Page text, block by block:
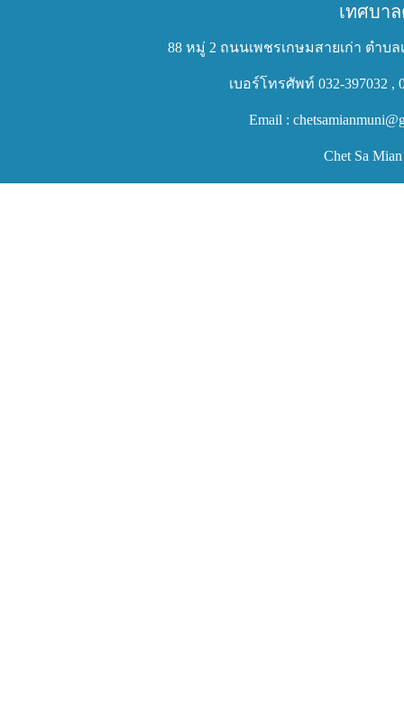
เทศบา
88 หมู่ 2 ถนนเพชรเกษมสายเก่า ตำบ
เบอร์โทรศัพท์ 032-397032 ,
Email :
Chet Sa